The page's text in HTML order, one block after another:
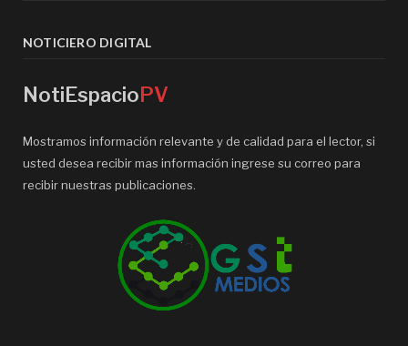
NOTICIERO DIGITAL
NotiEspacioPV
Mostramos información relevante y de calidad para el lector, si
usted desea recibir mas información ingrese su correo para
recibir nuestras publicaciones.